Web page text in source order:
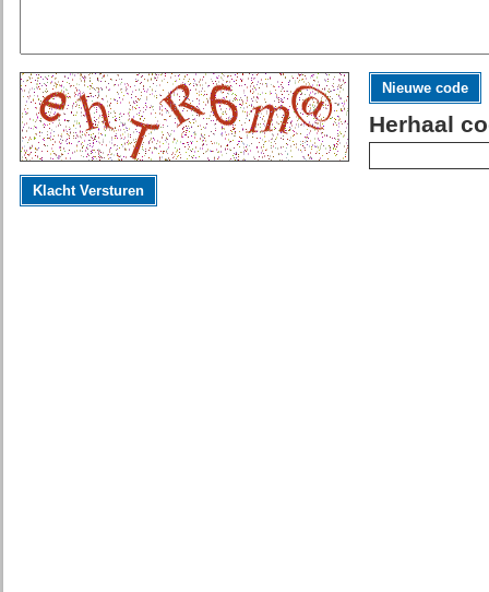
Nieuwe code
Herhaal
Klacht Versturen